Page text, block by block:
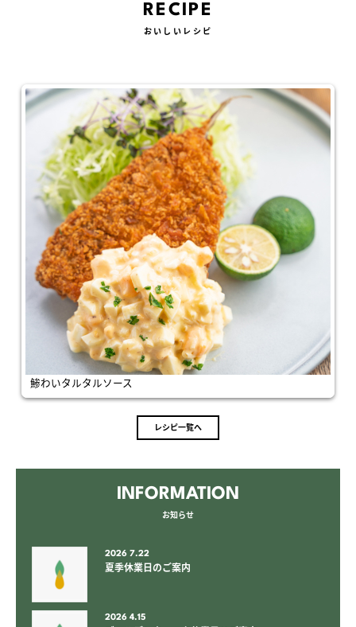
RECIPE
おいしいレシピ
鯵わいタルタルソース
レシピ一覧へ
INFORMATION
お知らせ
2026 7.22
夏季休業日のご案内
2026 4.15